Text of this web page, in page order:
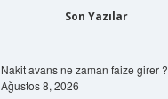
Son Yazılar
Nakit avans ne zaman faize girer ?
Ağustos 8, 2026